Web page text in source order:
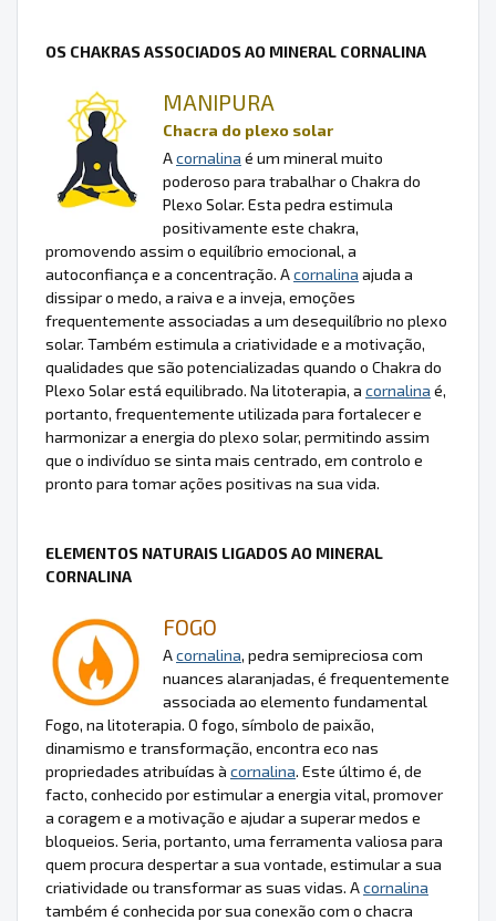
OS CHAKRAS ASSOCIADOS AO MINERAL CORNALINA
MANIPURA
Chacra do plexo solar
Acornalina é um mineral muito
poderoso para trabalhar o Chakra do
Plexo Solar. Esta pedra estimula
positivamente este chakra,
promovendo assim o equilíbrio emocional, a
autoconfiança e a concentração. Acornalina ajuda a
dissipar o medo, a raiva e a inveja, emoções
frequentemente associadas a um desequilíbrio no plexo
solar. Também estimula a criatividade e a motivação,
qualidades que são potencializadas quando o Chakra do
Plexo Solar está equilibrado. Na litoterapia, a cornalina é,
portanto, frequentemente utilizada para fortalecer e
harmonizar a energia do plexo solar, permitindo assim
que o indivíduo se sinta mais centrado, em controlo e
pronto para tomar ações positivas na sua vida.
ELEMENTOS NATURAIS LIGADOS AO MINERAL
CORNALINA
FOGO
Acornalina, pedra semipreciosa com
nuances alaranjadas, é frequentemente
associada ao elemento fundamental
Fogo, na litoterapia. O fogo, símbolo de paixão,
dinamismo e transformação, encontra eco nas
propriedades atribuídas à cornalina. Este último é, de
facto, conhecido por estimular a energia vital, promover
a coragem e a motivação e ajudar a superar medos e
bloqueios. Seria, portanto, uma ferramenta valiosa para
quem procura despertar a sua vontade, estimular a sua
criatividade ou transformar as suas vidas. Acornalina
também é conhecida por sua conexão com o chacra